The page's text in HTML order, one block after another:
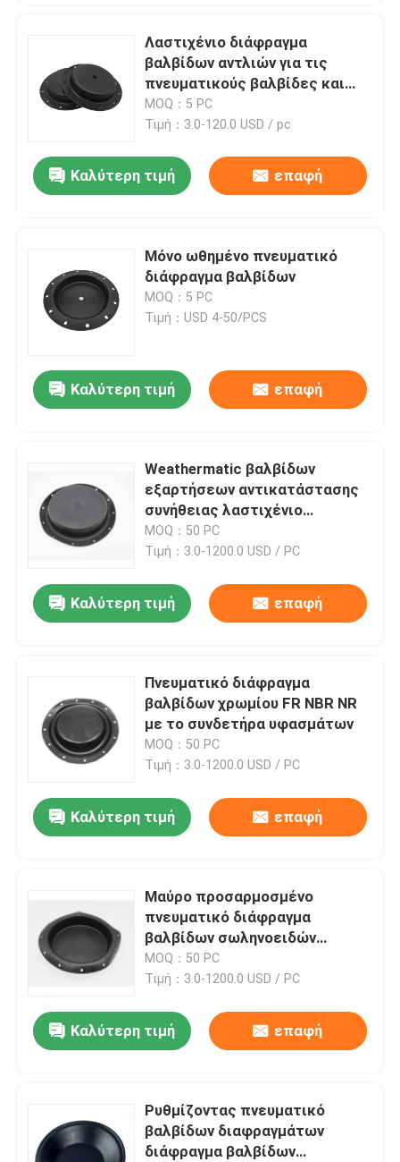
Λαστιχένιο διάφραγμα
βαλβίδων αντλιών για τις
πνευματικούς βαλβίδες και
τους κυλίνδρους
MOQ：5 PC
Τιμή：3.0-120.0 USD / pc
Καλύτερη τιμή επαφή
Μόνο ωθημένο πνευματικό
διάφραγμα βαλβίδων
MOQ：5 PC
Τιμή：USD 4-50/PCS
Καλύτερη τιμή επαφή
Weathermatic βαλβίδων
εξαρτήσεων αντικατάστασης
συνήθειας λαστιχένιο
διάφραγμα νιτριλίων μεγέθους
τεφλόν
MOQ：50 PC
Τιμή：3.0-1200.0 USD / PC
Καλύτερη τιμή επαφή
Πνευματικό διάφραγμα
βαλβίδων χρωμίου FR NBR NR
με το συνδετήρα υφασμάτων
MOQ：50 PC
Τιμή：3.0-1200.0 USD / PC
Καλύτερη τιμή επαφή
Μαύρο προσαρμοσμένο
πνευματικό διάφραγμα
βαλβίδων σωληνοειδών
κολπίσκων νερού
διαφραγμάτων αντλιών
MOQ：50 PC
Τιμή：3.0-1200.0 USD / PC
Καλύτερη τιμή επαφή
Ρυθμίζοντας πνευματικό
βαλβίδων διαφραγμάτων
διάφραγμα βαλβίδων